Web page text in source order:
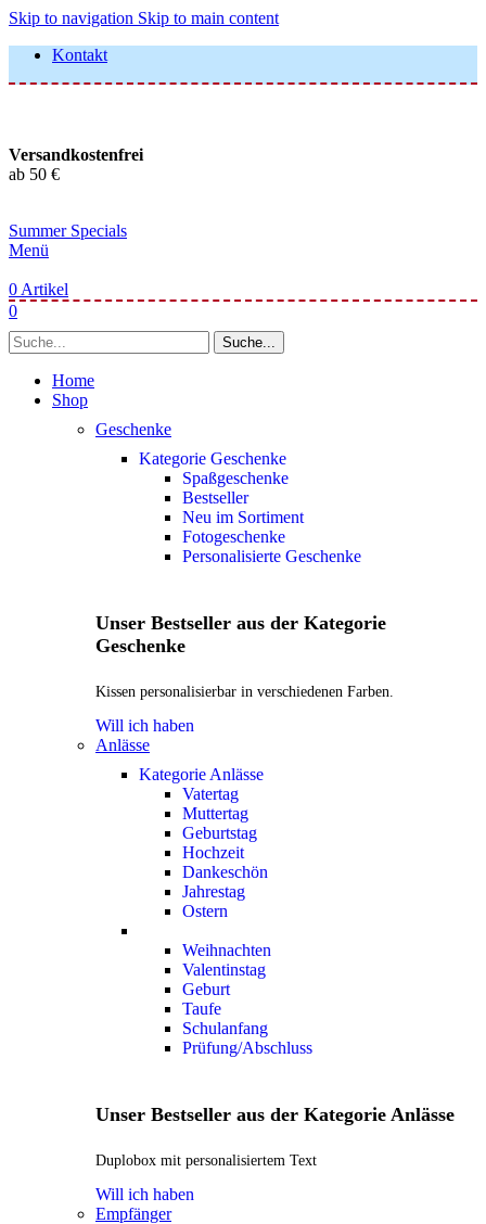
Skip to navigation Skip to main content
Kontakt
Versandkostenfrei
ab 50 €
Summer Specials
Menü
0 Artikel
0
Suche...
Home
Shop
Geschenke
Kategorie Geschenke
Spaßgeschenke
Bestseller
Neu im Sortiment
Fotogeschenke
Personalisierte Geschenke
Unser Bestseller aus der Kategorie
Geschenke
Kissen personalisierbar in verschiedenen Farben.
Will ich haben
Anlässe
Kategorie Anlässe
Vatertag
Muttertag
Geburtstag
Hochzeit
Dankeschön
Jahrestag
Ostern
Weihnachten
Valentinstag
Geburt
Taufe
Schulanfang
Prüfung/Abschluss
Unser Bestseller aus der Kategorie Anlässe
Duplobox mit personalisiertem Text
Will ich haben
Empfänger